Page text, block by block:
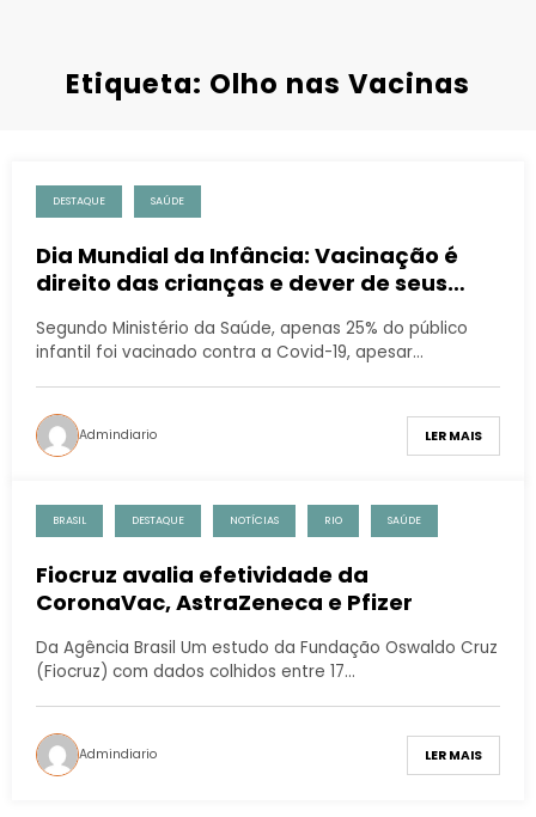
Etiqueta: Olho nas Vacinas
DESTAQUE SAÚDE
Dia Mundial da Infância: Vacinação é
direito das crianças e dever de seus
Segundo Ministério da Saúde, apenas 25% do público
infantil foi vacinado contra a Covid-19, apesar…
Admindiario LER MAIS
BRASIL DESTAQUE NOTÍCIAS RIO SAÚDE
Fiocruz avalia efetividade da
CoronaVac, AstraZeneca e Pfizer
Da Agência Brasil Um estudo da Fundação Oswaldo Cruz
(Fiocruz) com dados colhidos entre 17…
Admindiario LER MAIS